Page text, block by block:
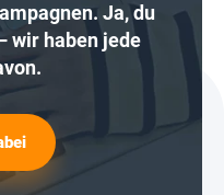
Ja, du
wir haben jede